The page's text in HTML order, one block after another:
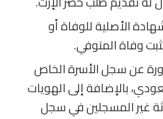
الأصلية للوفاة أو
وفاة المتوفي.
عن سجل الأسرة الخاص
بالإضافة إلى الهويات
غير المسجلين في سجل